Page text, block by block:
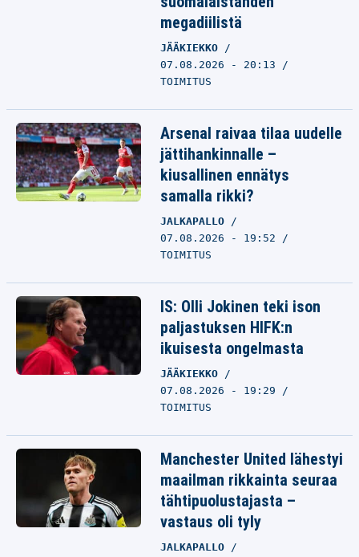
megadiilistä
JÄÄKIEKKO
07.08.2026 - 20:13
TOIMITUS
Arsenal raivaa tilaa uudelle
jättihankinnalle –
kiusallinen ennätys
samalla rikki?
JALKAPALLO
07.08.2026 - 19:52
TOIMITUS
IS: Olli Jokinen teki ison
paljastuksen HIFK:n
ikuisesta ongelmasta
JÄÄKIEKKO
07.08.2026 - 19:29
TOIMITUS
Manchester United lähestyi
maailman rikkainta seuraa
tähtipuolustajasta –
vastaus oli tyly
JALKAPALLO